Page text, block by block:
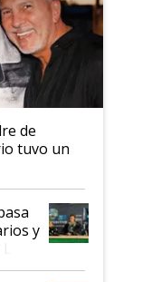
de
tuvo un
y